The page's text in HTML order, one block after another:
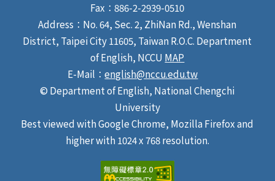
Fax：886-2-2939-0510
Address：No. 64, Sec. 2, ZhiNan Rd., Wenshan
District, Taipei City 11605, Taiwan R.O.C. Department
of English, NCCU MAP
E-Mail：english@nccu.edu.tw
© Department of English, National Chengchi
University
Best viewed with Google Chrome, Mozilla Firefox and
higher with 1024 x 768 resolution.